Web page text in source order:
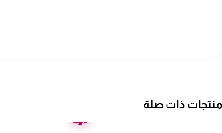
منتجات ذات صلة